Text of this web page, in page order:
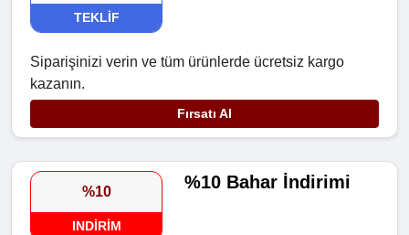
TEKLIF
Siparişinizi verin ve tüm ürünlerde ücretsiz kargo
kazanın.
Fırsatı Al
%10
INDIRIM
%10 Bahar İndirimi